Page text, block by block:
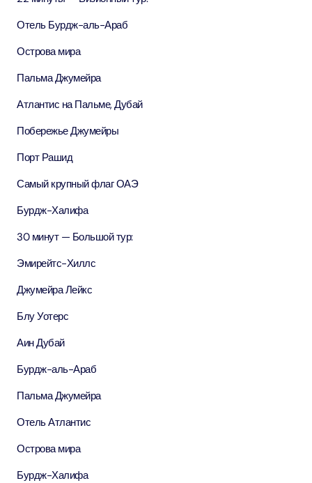
Отель Бурдж-аль-Араб
Острова мира
Пальма Джумейра
Атлантис на Пальме, Дубай
Побережье Джумейры
Порт Рашид
Самый крупный флаг ОАЭ
Бурдж-Халифа
30 минут — Большой тур:
Эмирейтс-Хиллс
Джумейра Лейкс
Блу Уотерс
Аин Дубай
Бурдж-аль-Араб
Пальма Джумейра
Отель Атлантис
Острова мира
Бурдж-Халифа